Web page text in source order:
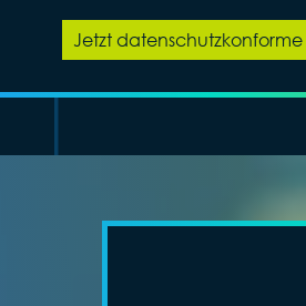
Jetzt datenschutzkonforme